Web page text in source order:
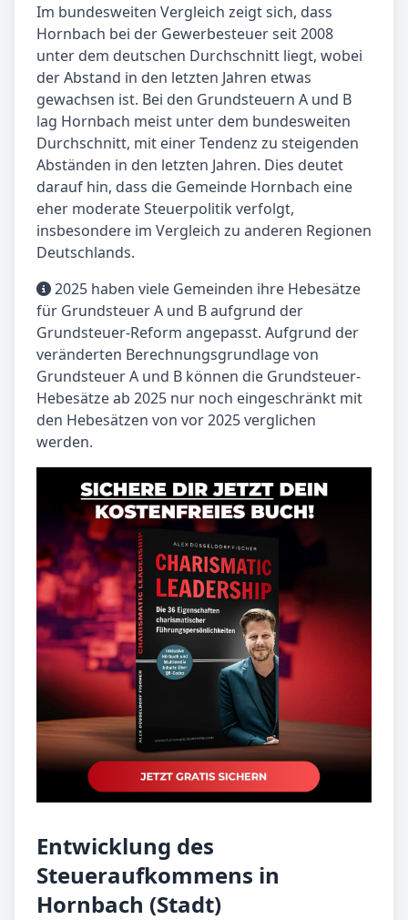
Im bundesweiten Vergleich zeigt sich, dass
Hornbach bei der Gewerbesteuer seit 2008
unter dem deutschen Durchschnitt liegt, wobei
der Abstand in den letzten Jahren etwas
gewachsen ist. Bei den Grundsteuern A und B
lag Hornbach meist unter dem bundesweiten
Durchschnitt, mit einer Tendenz zu steigenden
Abständen in den letzten Jahren. Dies deutet
darauf hin, dass die Gemeinde Hornbach eine
eher moderate Steuerpolitik verfolgt,
insbesondere im Vergleich zu anderen Regionen
Deutschlands.
2025 haben viele Gemeinden ihre Hebesätze
für Grundsteuer A und B aufgrund der
Grundsteuer-Reform angepasst. Aufgrund der
veränderten Berechnungsgrundlage von
Grundsteuer A und B können die Grundsteuer-
Hebesätze ab 2025 nur noch eingeschränkt mit
den Hebesätzen von vor 2025 verglichen
werden.
Entwicklung des
Steueraufkommens in
Hornbach (Stadt)